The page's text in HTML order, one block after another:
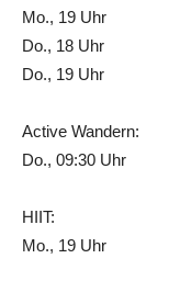
Mo., 19 Uhr
Do., 18 Uhr
Do., 19 Uhr
Active Wandern:
Do., 09:30 Uhr
HIIT:
Mo., 19 Uhr